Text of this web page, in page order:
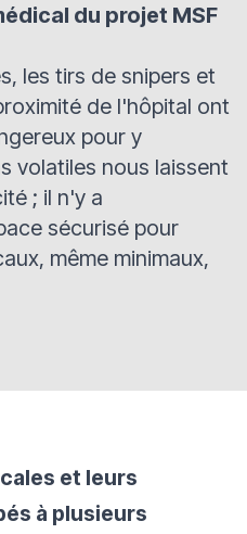
du projet MSF
les tirs de snipers et
de l'hôpital ont
pour y
volatiles nous laissent
; il n'y a
sécurisé pour
même minimaux,
et leurs
à plusieurs